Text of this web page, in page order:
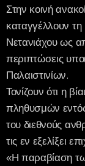
Στην κοινή
καταγγέλλουν
Νετανιάχου ως
περιπτώσεις
Παλαιστινίων.
Τονίζουν ότι η
πληθυσμών
του διεθνούς
τις εν εξελίξει
«Η παραβίαση